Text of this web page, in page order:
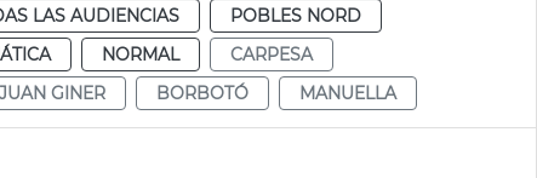
LAS AUDIENCIAS
POBLES NORD
NORMAL
CARPESA
JUAN GINER BORBOTÓ MANUELLA